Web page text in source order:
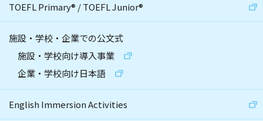
TOEFL Primary® /TOEFL Junior®
施設・学校・企業での公文式
施設・学校向け導入事業
企業・学校向け日本語
English Immersion Activities